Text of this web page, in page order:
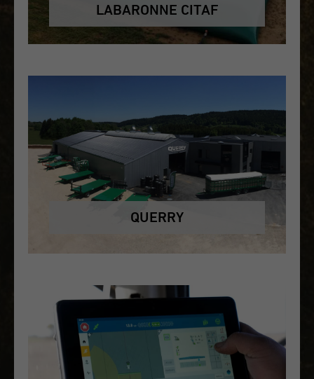
LABARONNE CITAF
QUERRY